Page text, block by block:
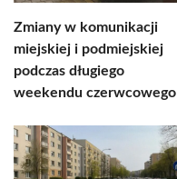
Zmiany w komunikacji
miejskiej i podmiejskiej
podczas długiego
weekendu czerwcowego